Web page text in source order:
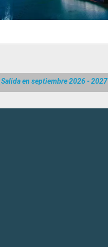
Salida en septiembre 2026 - 2027